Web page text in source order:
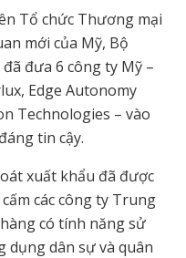
Tổ chức Thương mại
mới của Mỹ, Bộ
đưa 6 công ty Mỹ –
Edge Autonomy
Technologies – vào
tin cậy.
xuất khẩu đã được
các công ty Trung
có tính năng sử
dụng dân sự và quân